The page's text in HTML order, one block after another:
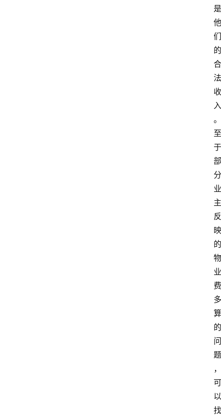
是
他
们
的
合
法
收
入
。
至
于
部
分
业
主
反
映
的
物
业
费
多
算
的
问
题
，
可
以
找